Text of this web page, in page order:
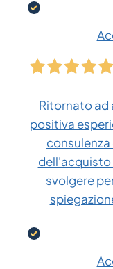
Ritornato
positiva
dell'acquisto
svolgere